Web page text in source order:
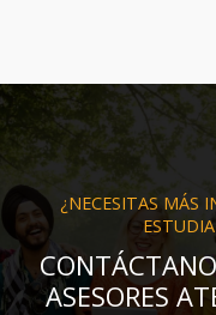
¿NECESITAS MÁS
ASESORES